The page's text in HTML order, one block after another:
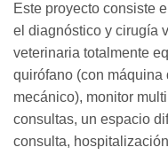
Este proyecto consiste
el diagnóstico y cirugía
veterinaria totalmente
quirófano (con
mecánico), monitor
consultas, un espacio
consulta,